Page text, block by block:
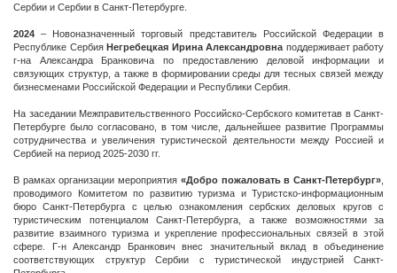
Сербии и Сербии в Санкт-Петербурге.
2024 – Новоназначенный торговый представитель Российской Федерации в
Республике Сербия Негребецкая Ирина Александровна поддерживает работу
г-на Александра Бранковича по предоставлению деловой информации и
связующих структур, а также в формировании среды для тесных связей между
бизнесменами Российской Федерации и Республики Сербия.
На заседании Межправительственного Российско-Сербского комитетав в Санкт-
Петербурге было согласовано, в том числе, дальнейшее развитие Программы
сотрудничества и увеличения туристической деятельности между Россией и
Сербией на период 2025-2030 гг.
В рамках организации мероприятия «Добро пожаловать в Санкт-Петербург»
проводимого Комитетом по развитию туризма и Туристско-информационным
бюро Санкт-Петербурга с целью ознакомления сербских деловых кругов с
туристическим потенциалом Санкт-Петербурга, а также возможностями за
развитие взаимного туризма и укрепление профессиональных связей в этой
сфере. Г-н Александр Бранкович внес значительный вклад в объединение
соответствующих структур Сербии с туристической индустрией Санкт-